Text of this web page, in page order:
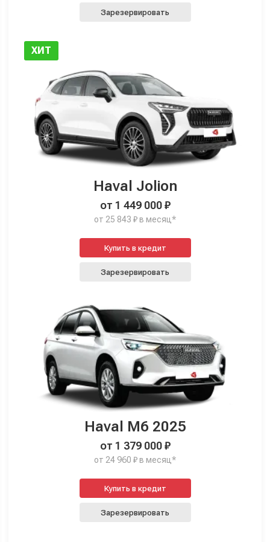
Зарезервировать
ХИТ
Haval Jolion
от 1 449 000 ₽
от 25 843 ₽ в месяц*
Купить в кредит
Зарезервировать
Haval M6 2025
от 1 379 000 ₽
от 24 960 ₽ в месяц*
Купить в кредит
Зарезервировать